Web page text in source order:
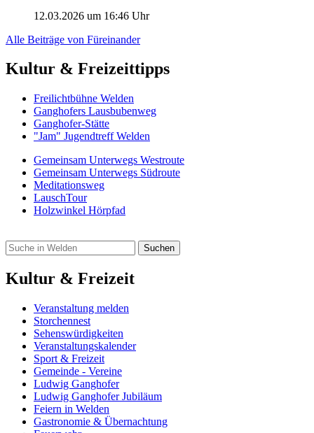
12.03.2026 um 16:46 Uhr
Alle Beiträge von Füreinander
Kultur & Freizeittipps
Freilicht­bühne Welden
Ganghofers Lausbubenweg
Ganghofer-Stätte
"Jam" Jugendtreff Welden
Gemeinsam Unterwegs Westroute
Gemeinsam Unterwegs Südroute
Meditationsweg
LauschTour
Holzwinkel Hörpfad
Kultur & Freizeit
Veranstaltung melden
Storchennest
Sehenswürdigkeiten
Veranstaltungskalender
Sport & Freizeit
Gemeinde - Vereine
Ludwig Ganghofer
Ludwig Ganghofer Jubiläum
Feiern in Welden
Gastronomie & Übernachtung